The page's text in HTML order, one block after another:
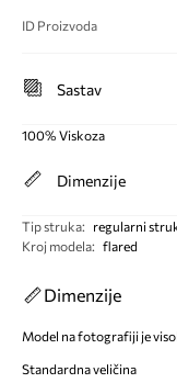
ID Proizvoda
Sastav
100% Viskoza
Dimenzije
Tip struka:
regularni
Kroj modela: flared
Dimenzije
Model na fotografiji je
Standardna veličina